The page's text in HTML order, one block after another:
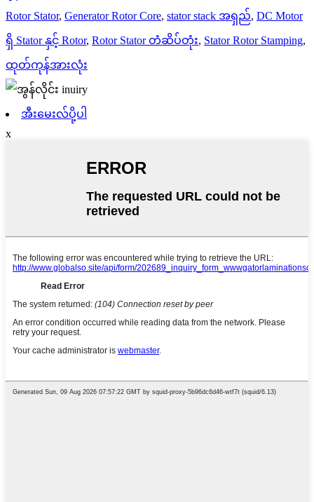
Rotor Stator, Generator Rotor Core, stator stack အရှည်, DC Motor
ရှိ Stator နှင့် Rotor, Rotor Stator တံဆိပ်တုံး, Stator Rotor Stamping,
ထုတ်ကုန်အားလုံး
အီးမေးလ်ပို့ပါ
x